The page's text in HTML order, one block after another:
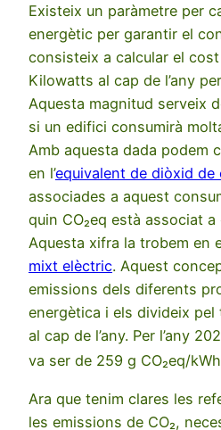
Existeix un paràmetre per
energètic per garantir el
consisteix a calcular el
Kilowatts al cap de l’any
Aquesta magnitud serveix
si un edifici consumirà
Amb aquesta dada podem
en l’equivalent de diòxid de
associades a aquest
quin CO₂eq està associat
Aquesta xifra la trobem en
mixt elèctric. Aquest
emissions dels diferents
energètica i els divideix
al cap de l’any. Per l’any
va ser de 259 g CO₂eq/
Ara que tenim clares les
les emissions de CO₂,